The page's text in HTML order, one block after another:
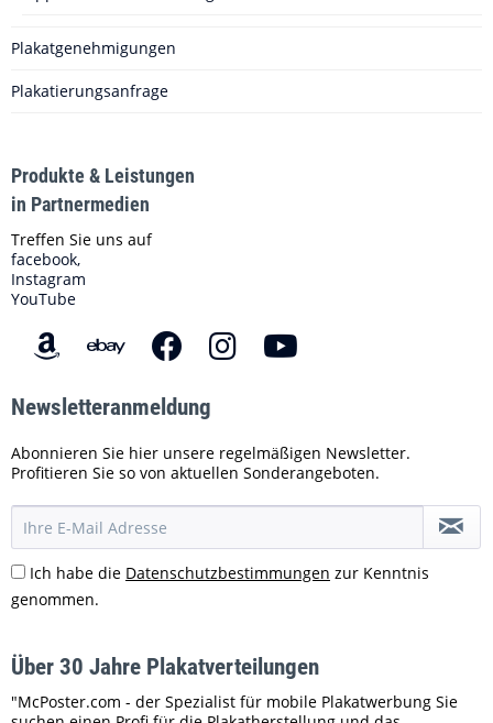
Plakatgenehmigungen
Plakatierungsanfrage
Produkte & Leistungen
in Partnermedien
Treffen Sie uns auf
facebook,
Instagram
YouTube
Newsletteranmeldung
Abonnieren Sie hier unsere regelmäßigen Newsletter.
Profitieren Sie so von aktuellen Sonderangeboten.
Ich habe die Datenschutzbestimmungen zur Kenntnis
genommen.
Über 30 Jahre Plakatverteilungen
"McPoster.com - der Spezialist für mobile Plakatwerbung Sie